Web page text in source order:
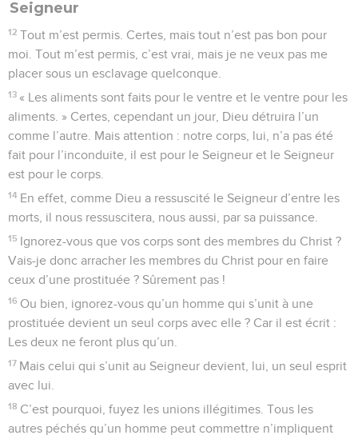
Seigneur
12 Tout m’est permis. Certes, mais tout n’est pas bon pour
moi. Tout m’est permis, c’est vrai, mais je ne veux pas me
placer sous un esclavage quelconque.
13 « Les aliments sont faits pour le ventre et le ventre pour les
aliments. » Certes, cependant un jour, Dieu détruira l’un
comme l’autre. Mais attention : notre corps, lui, n’a pas été
fait pour l’inconduite, il est pour le Seigneur et le Seigneur
est pour le corps.
14 En effet, comme Dieu a ressuscité le Seigneur d’entre les
morts, il nous ressuscitera, nous aussi, par sa puissance.
15 Ignorez-vous que vos corps sont des membres du Christ ?
Vais-je donc arracher les membres du Christ pour en faire
ceux d’une prostituée ? Sûrement pas !
16 Ou bien, ignorez-vous qu’un homme qui s’unit à une
prostituée devient un seul corps avec elle ? Car il est écrit :
Les deux ne feront plus qu’un.
17 Mais celui qui s’unit au Seigneur devient, lui, un seul esprit
avec lui.
18 C’est pourquoi, fuyez les unions illégitimes. Tous les
autres péchés qu’un homme peut commettre n’impliquent